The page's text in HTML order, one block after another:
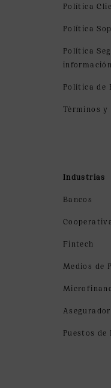
Política
Política
Política
información
Política de
Términos y
Industrias
Bancos
Fintech
Medios de
Puestos de